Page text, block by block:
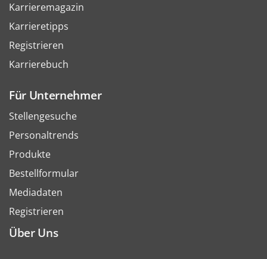
Karrieremagazin
Karrieretipps
Registrieren
Karrierebuch
Für Unternehmer
Stellengesuche
Personaltrends
Produkte
Bestellformular
Mediadaten
Registrieren
Über Uns